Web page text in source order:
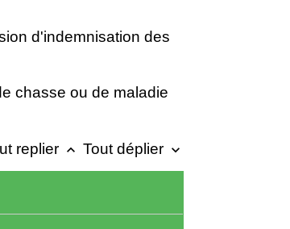
d'indemnisation des
chasse ou de maladie
replier keyboard_arrow_up Tout déplier keyboard_arrow_down